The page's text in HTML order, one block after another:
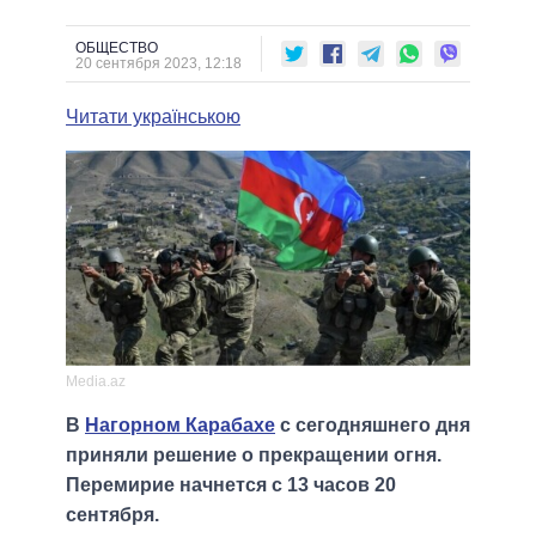
ДАЙДЖЕСТЫ
ВЕРХОВНАЯ РАДА
КАБИНЕТ МИНИСТРОВ
МЭРЫ
ВСЕ ПЕРСОНЫ
ПОДДЕРЖАТЬ
СРАВНЕНИЕ ПОЛИТИКОВ
ОБЩЕСТВО
20 сентября 2023, 12:18
Читати українською
Media.az
В Нагорном Карабахе с сегодняшнего дня
приняли решение о прекращении огня.
Перемирие начнется с 13 часов 20
сентября.